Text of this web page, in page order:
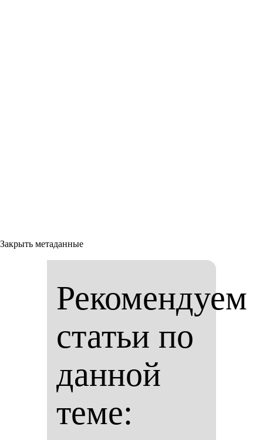
Закрыть метаданные
Рекомендуем
статьи по
данной
теме: